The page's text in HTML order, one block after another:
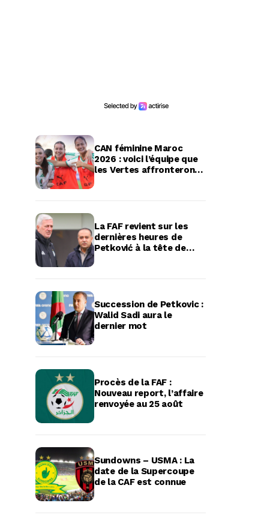
CAN féminine Maroc
2026 : voici l’équipe que
les Vertes affronteront
La FAF revient sur les
dernières heures de
Petković à la tête de
Succession de Petkovic :
Walid Sadi aura le
dernier mot
Procès de la FAF :
Nouveau report, l’affaire
renvoyée au 25 août
Sundowns – USMA : La
date de la Supercoupe
de la CAF est connue